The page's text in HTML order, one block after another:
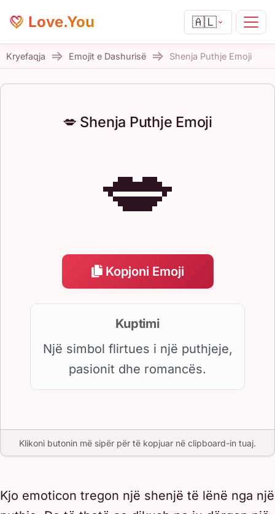
Love.You 🇦🇱
Kryefaqja Emojit e Dashurisë Shenja Puthje Emoji
💋 Shenja Puthje Emoji
💋
Kopjoni Emoji
Kuptimi
Një simbol flirtues i një puthjeje,
pasionit dhe romancës.
Klikoni butonin më sipër për të kopjuar në clipboard-in tuaj.
Kjo emoticon tregon një shenjë të lënë nga një